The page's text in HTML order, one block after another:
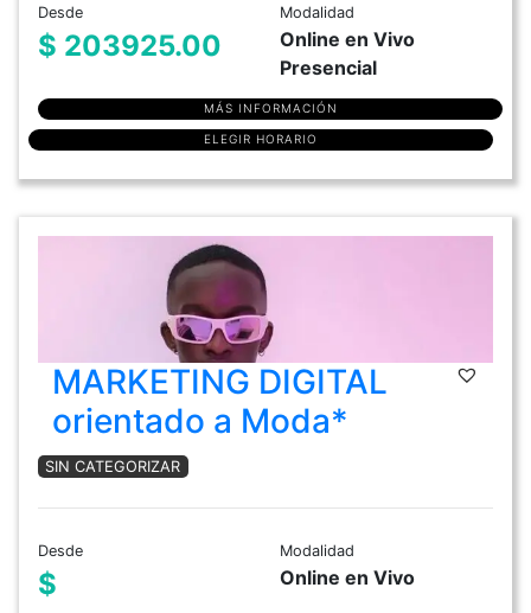
Desde
$ 203925.00
Modalidad
Online en Vivo
Presencial
MÁS INFORMACIÓN
ELEGIR HORARIO
MARKETING DIGITAL
orientado a Moda*
SIN CATEGORIZAR
Desde
$
Modalidad
Online en Vivo